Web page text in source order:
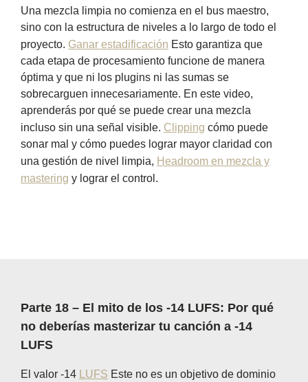
Una mezcla limpia no comienza en el bus maestro,
sino con la estructura de niveles a lo largo de todo el
proyecto. Ganar estadificación Esto garantiza que
cada etapa de procesamiento funcione de manera
óptima y que ni los plugins ni las sumas se
sobrecarguen innecesariamente. En este video,
aprenderás por qué se puede crear una mezcla
incluso sin una señal visible. Clipping cómo puede
sonar mal y cómo puedes lograr mayor claridad con
una gestión de nivel limpia, Headroom en mezcla y
mastering y lograr el control.
Parte 18 – El mito de los -14 LUFS: Por qué
no deberías masterizar tu canción a -14
LUFS
El valor -14 LUFS Este no es un objetivo de dominio